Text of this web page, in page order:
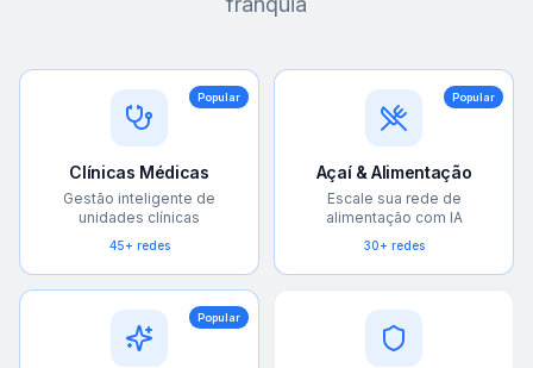
Popular
Clínicas Médicas
Gestão inteligente de
unidades clínicas
45+ redes
Popular
Açaí & Alimentação
Escale sua rede de
alimentação com IA
30+ redes
Popular